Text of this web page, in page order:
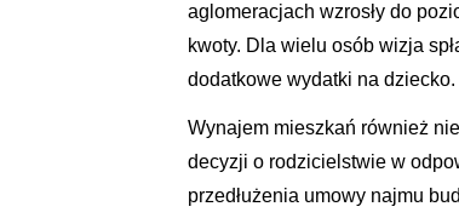
aglomeracjach wzrosły do
kwoty. Dla wielu osób wizja
dodatkowe wydatki na dziecko.
Wynajem mieszkań również
decyzji o rodzicielstwie w
przedłużenia umowy najmu